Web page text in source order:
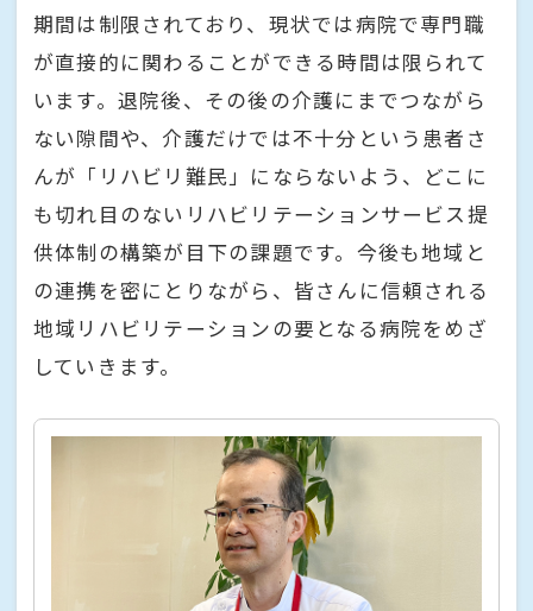
期間は制限されており、現状では病院で専門職
が直接的に関わることができる時間は限られて
います。退院後、その後の介護にまでつながら
ない隙間や、介護だけでは不十分という患者さ
んが「リハビリ難民」にならないよう、どこに
も切れ目のないリハビリテーションサービス提
供体制の構築が目下の課題です。今後も地域と
の連携を密にとりながら、皆さんに信頼される
地域リハビリテーションの要となる病院をめざ
していきます。